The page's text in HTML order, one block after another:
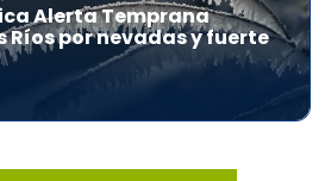
Alerta Temprana
Ríos por nevadas y fuerte